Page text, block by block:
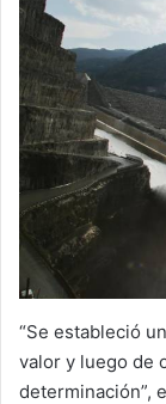
“Se estableció
valor y luego de
determinación”,